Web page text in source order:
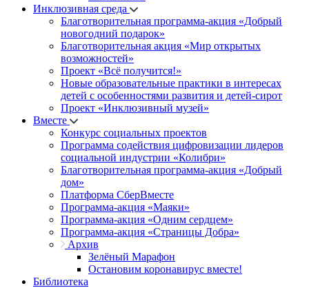
Инклюзивная среда
Благотворительная программа-акция «Добрый
новогодний подарок»
Благотворительная акция «Мир открытых
возможностей»
Проект «Всё получится!»
Новые образовательные практики в интересах
детей с особенностями развития и детей-сирот
Проект «Инклюзивный музей»
Вместе
Конкурс социальных проектов
Программа содействия цифровизации лидеров
социальной индустрии «Колибри»
Благотворительная программа-акция «Добрый
дом»
Платформа СберВместе
Программа-акция «Маяки»
Программа-акция «Одним сердцем»
Программа-акция «Страницы Добра»
Архив
Зелёный Марафон
Остановим коронавирус вместе!
Библиотека